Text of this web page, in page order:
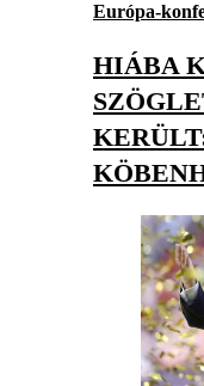
Európa-
HIÁBA